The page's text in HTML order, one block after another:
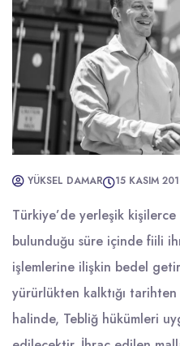
YÜKSEL DAMAR 15 KASIM
Türkiye’de yerleşik
bulunduğu süre içinde fiili
işlemlerine ilişkin bedel
yürürlükten kalktığı
halinde, Tebliğ hükümleri